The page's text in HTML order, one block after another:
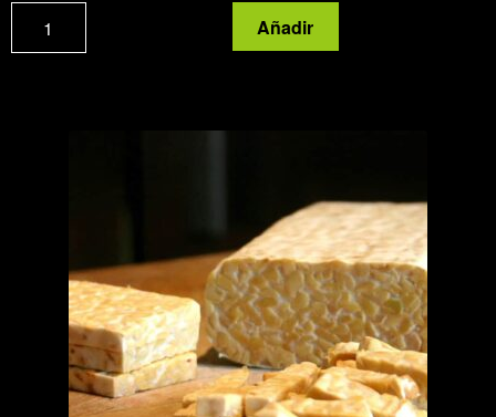
Tortillitas
de
Añadir